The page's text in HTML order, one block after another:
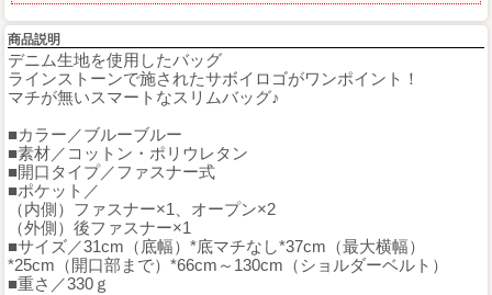
商品説明
デニム生地を使用したバッグ
ラインストーンで施されたサボイロゴがワンポイント！
マチが無いスマートなスリムバッグ♪
■カラー／ブルーブルー
■素材／コットン・ポリウレタン
■開口タイプ／ファスナー式
■ポケット／
（内側）ファスナー×1、オープン×2
（外側）後ファスナー×1
■サイズ／31cm（底幅）*底マチなし*37cm（最大横幅）
*25cm（開口部まで）*66cm～130cm（ショルダーベルト）
■重さ／330ｇ